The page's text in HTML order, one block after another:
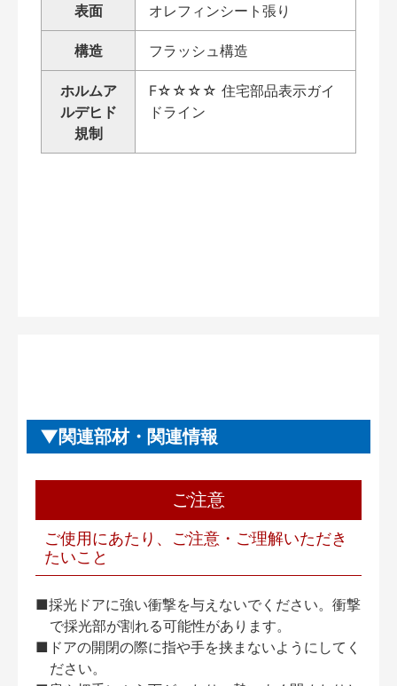
表面 オレフィンシート張り
構造 フラッシュ構造
ホルムア
ルデヒド
規制
F☆☆☆☆ 住宅部品表示ガイ
ドライン
関連部材・関連情報
ご注意
ご使用にあたり、ご注意・ご理解いただき
たいこと
■採光ドアに強い衝撃を与えないでください。衝撃
で採光部が割れる可能性があります。
■ドアの開閉の際に指や手を挟まないようにしてく
ださい。